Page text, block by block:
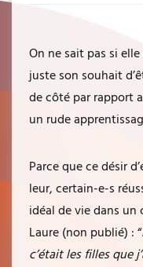
On ne sait pas si
juste son souhait
de côté par rapport
un rude
Parce que ce désir
leur, certain-e-s
idéal de vie dans
Laure (non publié) : “
c’était les filles que